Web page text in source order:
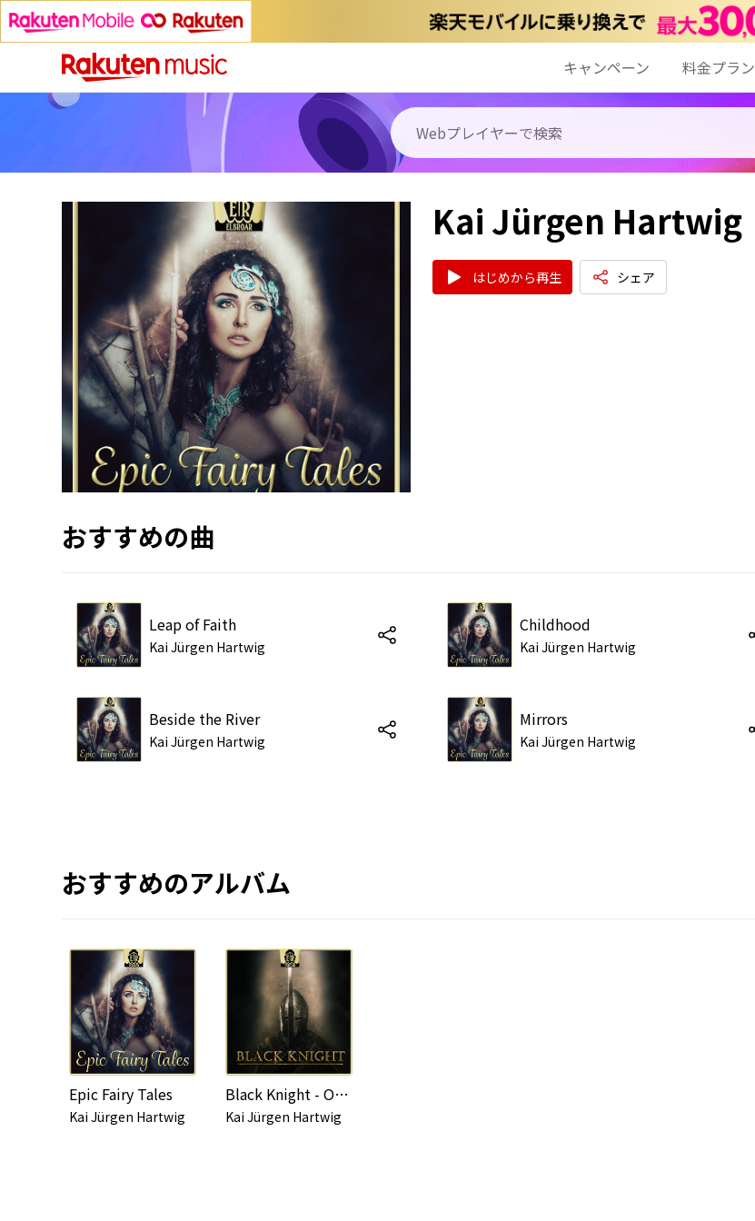
キャンペーン 料金プラン
Kai Jürgen Hartwig
はじめから再生 シェア
おすすめの曲
Leap of Faith
Kai Jürgen Hartwig
Beside the River
Kai Jürgen Hartwig
Childhood
Kai Jürgen Hartwig
Mirrors
Kai Jürgen Hartwig
おすすめのアルバム
Epic Fairy Tales
Kai Jürgen Hartwig
Black Knight - Orchestral Pieces in a Medieval Setting
Kai Jürgen Hartwig